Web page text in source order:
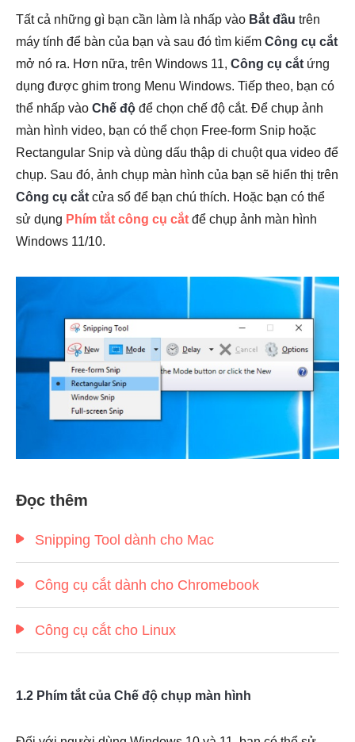
Tất cả những gì bạn cần làm là nhấp vào Bắt đầu trên
máy tính để bàn của bạn và sau đó tìm kiếm Công cụ cắt
mở nó ra. Hơn nữa, trên Windows 11, Công cụ cắt ứng
dụng được ghim trong Menu Windows. Tiếp theo, bạn có
thể nhấp vào Chế độ để chọn chế độ cắt. Để chụp ảnh
màn hình video, bạn có thể chọn Free-form Snip hoặc
Rectangular Snip và dùng dấu thập di chuột qua video để
chụp. Sau đó, ảnh chụp màn hình của bạn sẽ hiển thị trên
Công cụ cắt cửa sổ để bạn chú thích. Hoặc bạn có thể
sử dụng Phím tắt công cụ cắt để chụp ảnh màn hình
Windows 11/10.
Đọc thêm
Snipping Tool dành cho Mac
Công cụ cắt dành cho Chromebook
Công cụ cắt cho Linux
1.2 Phím tắt của Chế độ chụp màn hình